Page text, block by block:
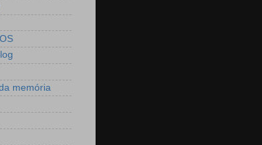
memória